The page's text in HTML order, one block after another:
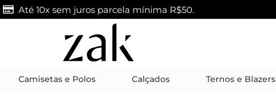
10% OFF na primeira compra cupom: BEMVINDO
Camisetas e Polos Calçados Ternos e Blazers